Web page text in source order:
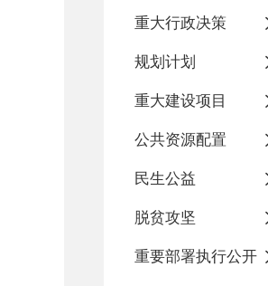
重大行政决策
规划计划
重大建设项目
公共资源配置
民生公益
脱贫攻坚
重要部署执行公开